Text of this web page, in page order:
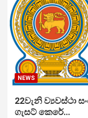
NEWS
22වැනි ව්‍යවස්ථා
ගැසට් කෙරේ…